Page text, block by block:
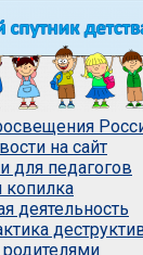
на сайт
для педагогов
копилка
деятельность
родителями